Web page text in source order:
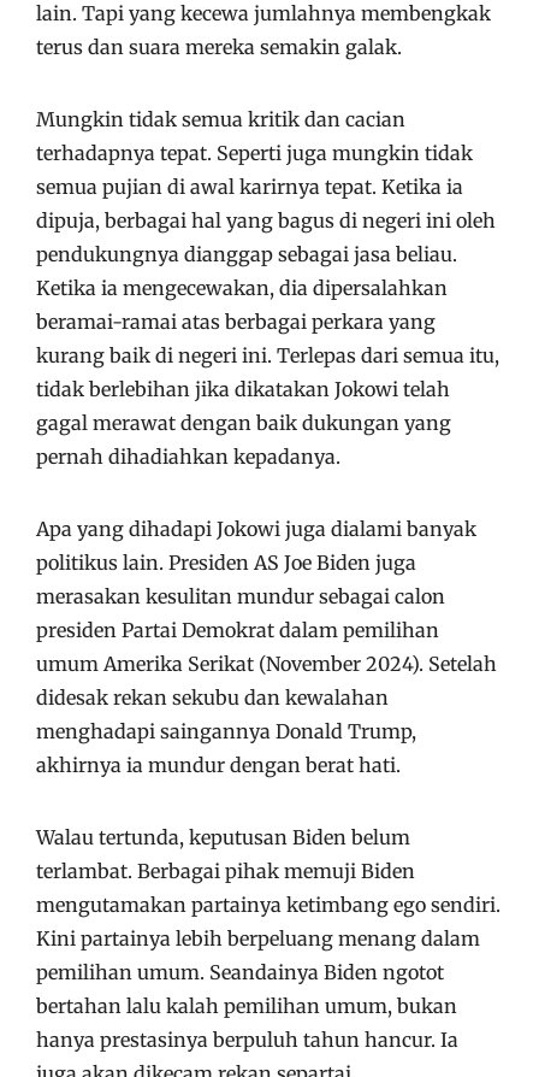
lain. Tapi yang kecewa jumlahnya membengkak
terus dan suara mereka semakin galak.
Mungkin tidak semua kritik dan cacian
terhadapnya tepat. Seperti juga mungkin tidak
semua pujian di awal karirnya tepat. Ketika ia
dipuja, berbagai hal yang bagus di negeri ini oleh
pendukungnya dianggap sebagai jasa beliau.
Ketika ia mengecewakan, dia dipersalahkan
beramai-ramai atas berbagai perkara yang
kurang baik di negeri ini. Terlepas dari semua itu,
tidak berlebihan jika dikatakan Jokowi telah
gagal merawat dengan baik dukungan yang
pernah dihadiahkan kepadanya.
Apa yang dihadapi Jokowi juga dialami banyak
politikus lain. Presiden AS Joe Biden juga
merasakan kesulitan mundur sebagai calon
presiden Partai Demokrat dalam pemilihan
umum Amerika Serikat (November 2024). Setelah
didesak rekan sekubu dan kewalahan
menghadapi saingannya Donald Trump,
akhirnya ia mundur dengan berat hati.
Walau tertunda, keputusan Biden belum
terlambat. Berbagai pihak memuji Biden
mengutamakan partainya ketimbang ego sendiri.
Kini partainya lebih berpeluang menang dalam
pemilihan umum. Seandainya Biden ngotot
bertahan lalu kalah pemilihan umum, bukan
hanya prestasinya berpuluh tahun hancur. Ia